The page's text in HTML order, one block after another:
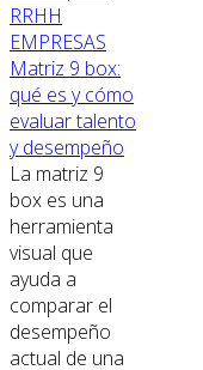
RRHH
EMPRESAS
Matriz 9 box:
qué es y cómo
evaluar talento
y desempeño
La matriz 9
box es una
herramienta
visual que
ayuda a
comparar el
desempeño
actual de una